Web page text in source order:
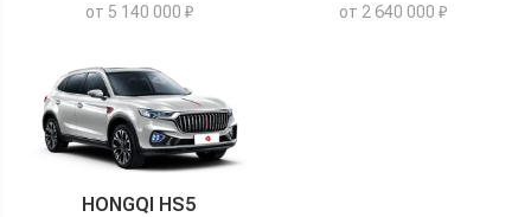
от 5 140 000 ₽ от 2 640 000 ₽
HONGQI HS5